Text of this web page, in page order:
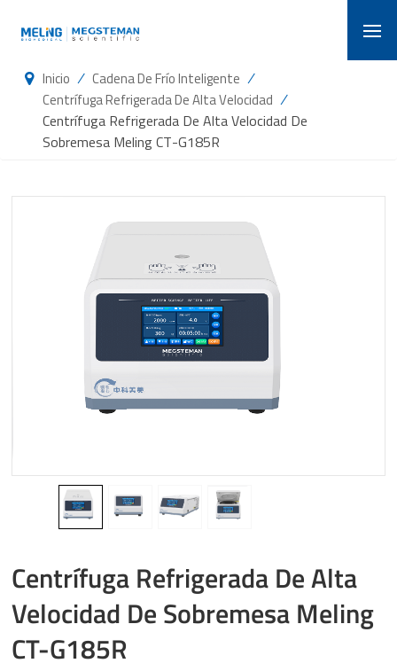
Inicio / Cadena De Frío Inteligente /
Centrífuga Refrigerada De Alta Velocidad /
Centrífuga Refrigerada De Alta Velocidad De
Sobremesa Meling CT-G185R
Centrífuga Refrigerada De Alta
Velocidad De Sobremesa Meling
CT-G185R